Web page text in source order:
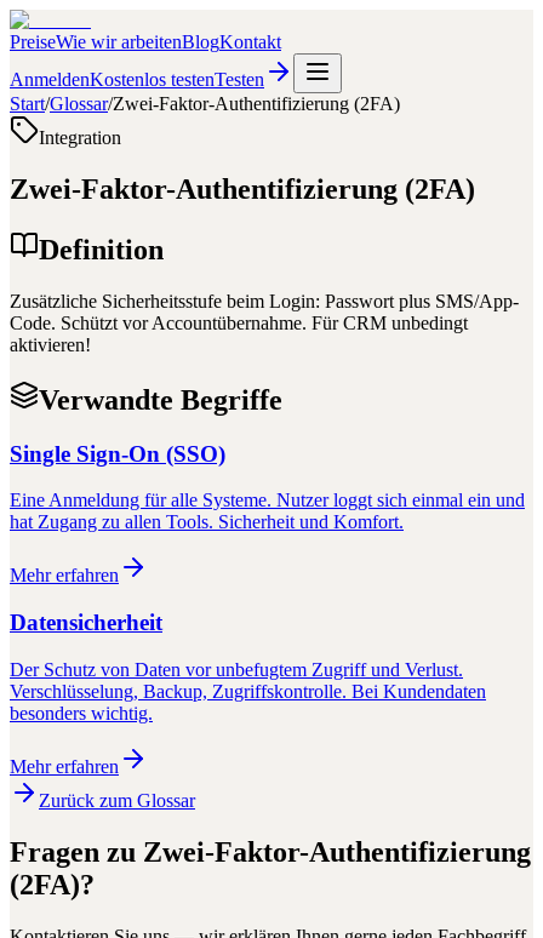
PreiseWie wir arbeitenBlogKontakt
AnmeldenKostenlos testenTesten
Start/Glossar/Zwei-Faktor-Authentifizierung (2FA)
Integration
Zwei-Faktor-Authentifizierung (2FA)
Definition
Zusätzliche Sicherheitsstufe beim Login: Passwort plus SMS/App-
Code. Schützt vor Accountübernahme. Für CRM unbedingt
aktivieren!
Verwandte Begriffe
Single Sign-On (SSO)
Eine Anmeldung für alle Systeme. Nutzer loggt sich einmal ein und
hat Zugang zu allen Tools. Sicherheit und Komfort.
Mehr erfahren
Datensicherheit
Der Schutz von Daten vor unbefugtem Zugriff und Verlust.
Verschlüsselung, Backup, Zugriffskontrolle. Bei Kundendaten
besonders wichtig.
Mehr erfahren
Zurück zum Glossar
Fragen zu Zwei-Faktor-Authentifizierung
(2FA)?